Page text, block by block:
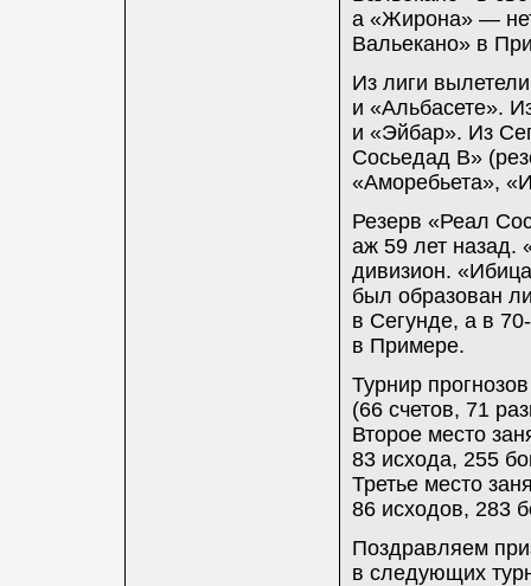
а «Жирона» —
Вальекано» в
Из лиги
и «Альбасете».
и «Эйбар». Из
Сосьедад B»
«Аморебьета»,
Резерв «Реал
аж 59 лет назад.
дивизион.
был образован
в Сегунде, а в
в Примере.
Турнир
(66 счетов, 71
Второе место
83 исхода, 255
Третье место
86 исходов, 283
Поздравляем
в следующих